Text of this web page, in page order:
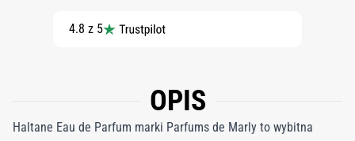
4.8 z 5
OPIS
Haltane Eau de Parfum marki Parfums de Marly to wybitna